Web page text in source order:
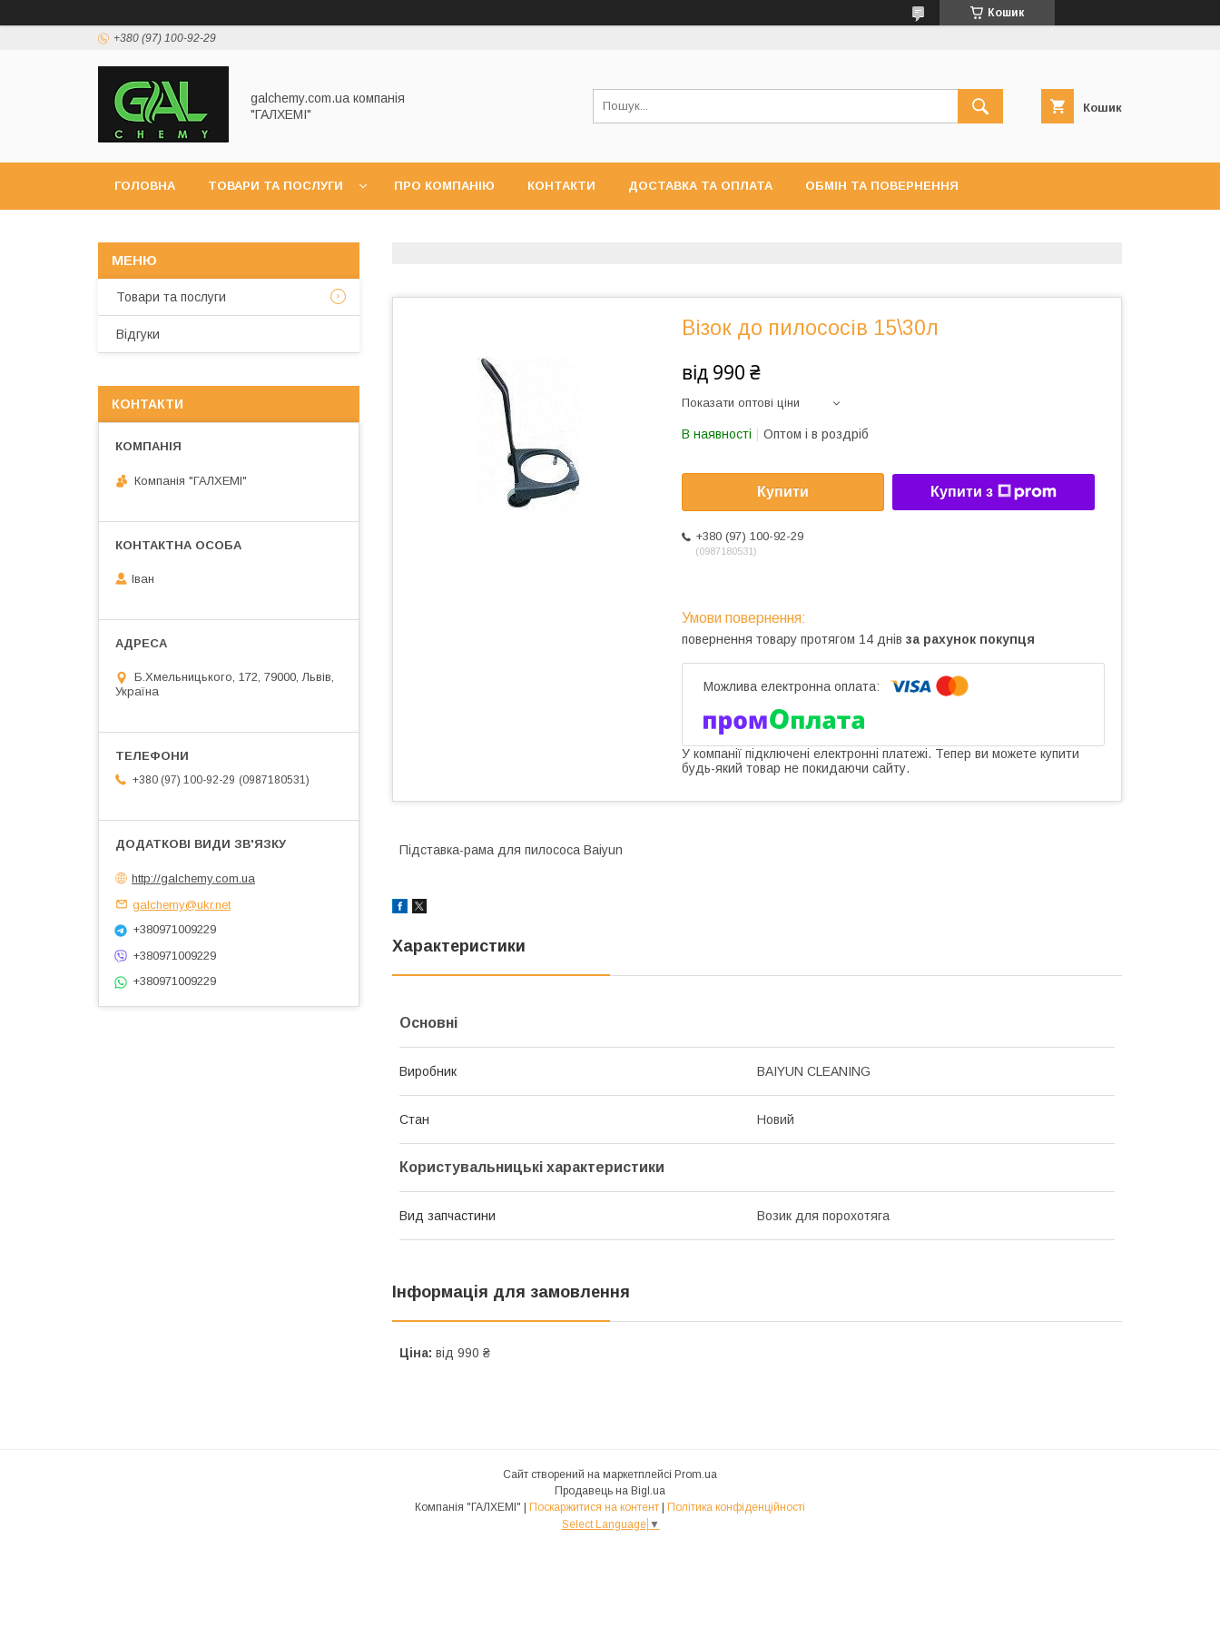
Кошик
+380 (97) 100-92-29
galchemy.com.ua компанія
"ГАЛХЕМІ"
Кошик
ГОЛОВНА ТОВАРИ ТА ПОСЛУГИ ПРО КОМПАНІЮ КОНТАКТИ ДОСТАВКА ТА ОПЛАТА ОБМІН ТА ПОВЕРНЕННЯ
Візок до пилососів 15\30л
від 990 ₴
Показати оптові ціни
В наявності Оптом і в роздріб
Купити Купити з
+380 (97) 100-92-29
0987180531
повернення товару протягом 14 днів за рахунок покупця
У компанії підключені електронні платежі. Тепер ви можете купити
будь-який товар не покидаючи сайту.
Підставка-рама для пилососа Baiyun
Характеристики
Основні
Виробник BAIYUN CLEANING
Стан Новий
Користувальницькі характеристики
Вид запчастини Возик для порохотяга
Інформація для замовлення
Ціна: від 990 ₴
Товари та послуги
Відгуки
КОНТАКТИ
Компанія "ГАЛХЕМІ"
Іван
Б.Хмельницького, 172, 79000, Львів,
Україна
+380 (97) 100-92-29 0987180531
http://galchemy.com.ua
galchemy@ukr.net
+380971009229
+380971009229
+380971009229
Сайт створений на маркетплейсі Prom.ua
Продавець на Bigl.ua
Компанія "ГАЛХЕМІ" | Поскаржитися на контент | Політика конфіденційності
Select Language ▼